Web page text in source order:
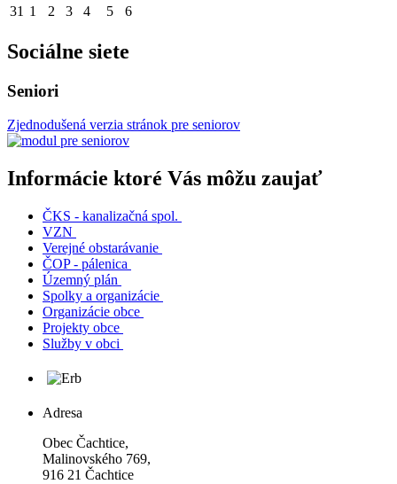
31 1 2 3 4 5 6
Sociálne siete
Seniori
Zjednodušená verzia stránok pre seniorov
Informácie ktoré Vás môžu zaujať
ČKS - kanalizačná spol.
VZN
Verejné obstarávanie
ČOP - pálenica
Územný plán
Spolky a organizácie
Organizácie obce
Projekty obce
Služby v obci
Adresa
Obec Čachtice,
Malinovského 769,
916 21 Čachtice